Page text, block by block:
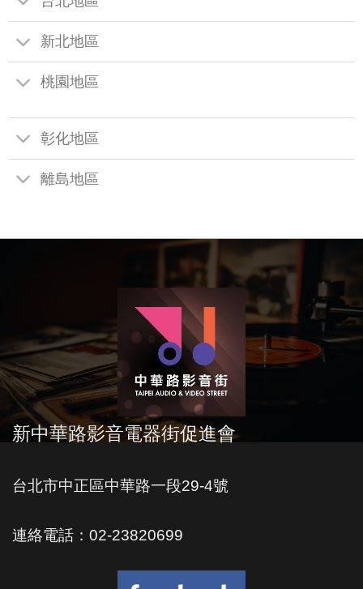
新北地區
桃園地區
彰化地區
離島地區
新中華路影音電器街促進會
台北市中正區中華路一段29-4號
連絡電話：02-23820699